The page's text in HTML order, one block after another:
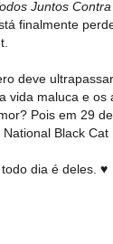
Juntos
finalmente
deve
vida maluca e
Pois em 29
Black Cat
, todo dia é deles. ♥